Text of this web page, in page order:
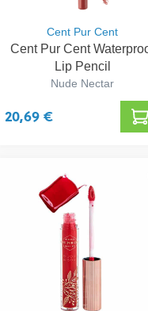
Cent Pur Cent
Cent Pur Cent
Lip Pencil
Nude Nectar
20,69 €